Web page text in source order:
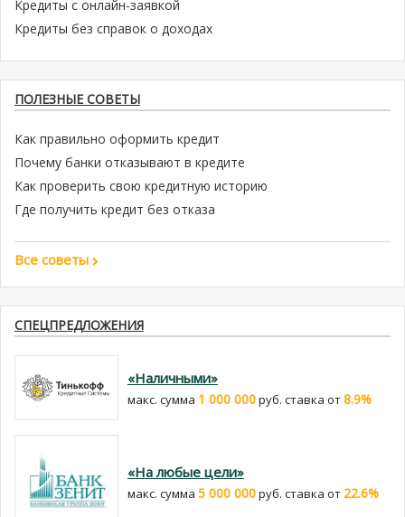
Кредиты с онлайн-заявкой
Кредиты без справок о доходах
ПОЛЕЗНЫЕ СОВЕТЫ
Как правильно оформить кредит
Почему банки отказывают в кредите
Как проверить свою кредитную историю
Где получить кредит без отказа
Все советы
СПЕЦПРЕДЛОЖЕНИЯ
«Наличными»
макс. сумма 1 000 000руб. cтавка от8.9%
«На любые цели»
макс. сумма 5 000 000руб. cтавка от 22.6%